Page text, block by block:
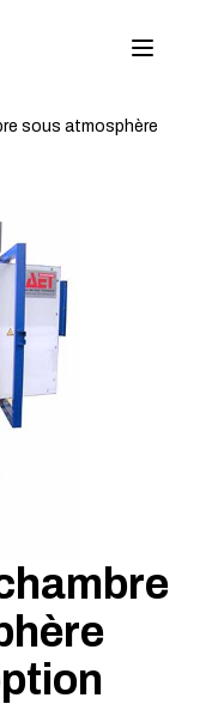
sous atmosphère